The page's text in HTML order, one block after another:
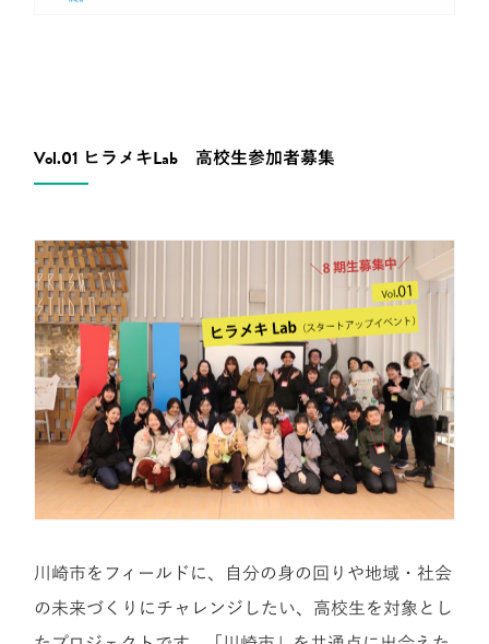
Vol.01 ヒラメキLab 高校生参加者募集
川崎市をフィールドに、自分の身の回りや地域・社会
の未来づくりにチャレンジしたい、高校生を対象とし